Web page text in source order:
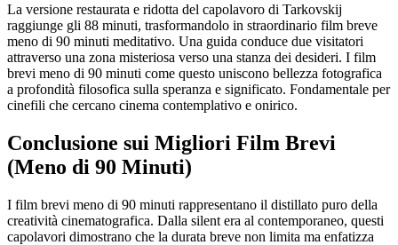
La versione restaurata e ridotta del capolavoro di Tarkovskij
raggiunge gli 88 minuti, trasformandolo in straordinario film breve
meno di 90 minuti meditativo. Una guida conduce due visitatori
attraverso una zona misteriosa verso una stanza dei desideri. I film
brevi meno di 90 minuti come questo uniscono bellezza fotografica
a profondità filosofica sulla speranza e significato. Fondamentale per
cinefili che cercano cinema contemplativo e onirico.
Conclusione sui Migliori Film Brevi
(Meno di 90 Minuti)
I film brevi meno di 90 minuti rappresentano il distillato puro della
creatività cinematografica. Dalla silent era al contemporaneo, questi
capolavori dimostrano che la durata breve non limita ma enfatizza